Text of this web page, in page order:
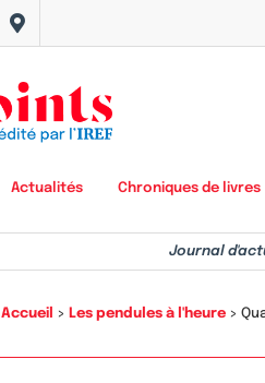
Actualités Chroniques de livres
Journal
Accueil > Les pendules à l'heure>